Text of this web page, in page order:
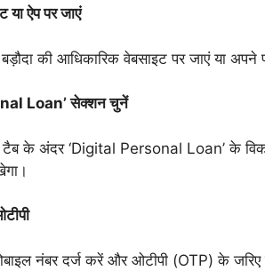
ऐप पर जाएं
की आधिकारिक वेबसाइट पर जाएं या
Loan’ सेक्शन चुनें
टैब के अंदर ‘Digital Personal Loan’ के
नंबर दर्ज करें और ओटीपी (OTP) के जरिए